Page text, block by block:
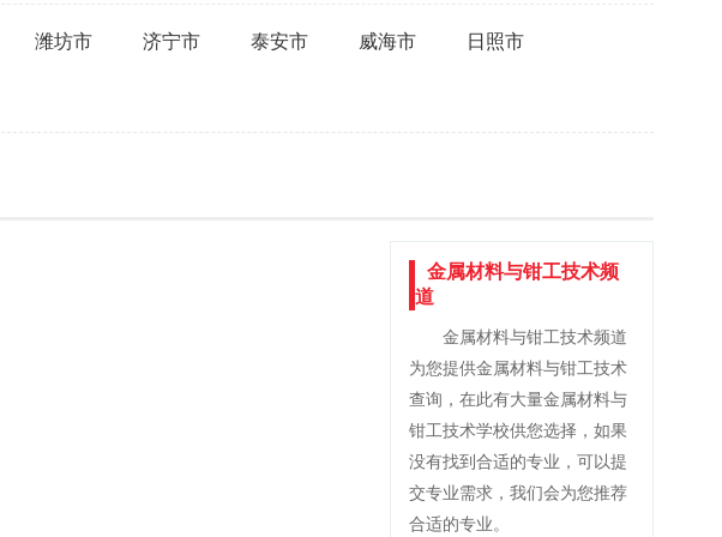
潍坊市 济宁市 泰安市 威海市 日照市
金属材料与钳工技术频
道
金属材料与钳工技术频道
为您提供金属材料与钳工技术
查询，在此有大量金属材料与
钳工技术学校供您选择，如果
没有找到合适的专业，可以提
交专业需求，我们会为您推荐
合适的专业。